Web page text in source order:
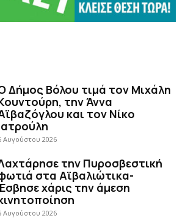
Δήμος Βόλου τιμά τον Μιχάλη
την Άννα
και τον Νίκο
Αυγούστου 2026
την Πυροσβεστική
στα Αϊβαλιώτικα-
χάρις την άμεση
Αυγούστου 2026